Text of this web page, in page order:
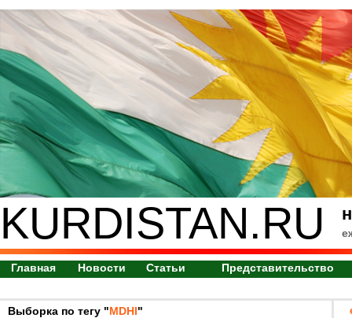
KURDISTAN.RU
Главная Новости Статьи Представительство
Выборка по тегу "MDHI"